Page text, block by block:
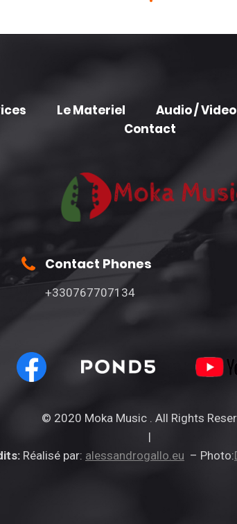
Le Materiel Audio / Video
Contact
Contact Phones
+330767707134
© 2020 Moka Music . All Rights
|
Réalisé par: alessandrogallo.eu – Photo: